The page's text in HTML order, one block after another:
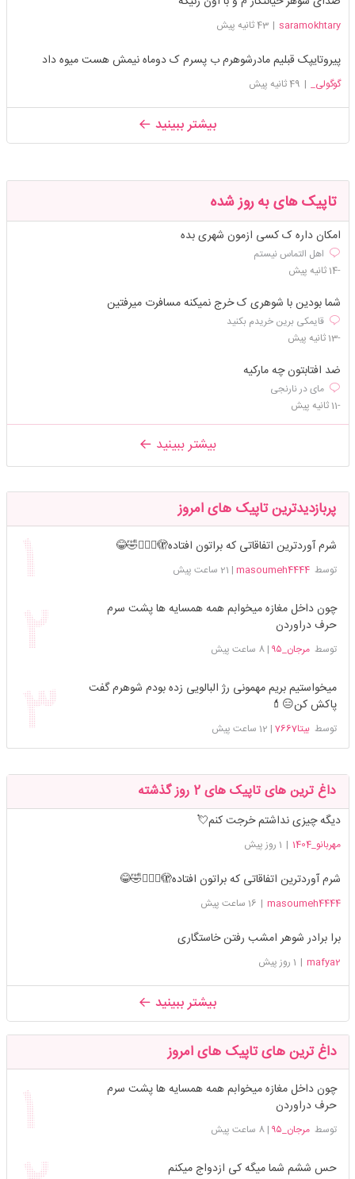
saramokhtary
| 43 ثانیه پیش
پیروتایپک قبلیم مادرشوهرم ب پسرم ک دوماه نیمش هست میوه داد
گوگولی_ | 49 ثانیه پیش
بیشتر ببینید
تاپیک های به روز شده
امکان داره ک کسی ازمون شهری بده
اهل التماس نیستم
-14 ثانیه پیش
شما بودین با شوهری ک خرج نمیکنه مسافرت میرفتین
قایمکی برین خریدم بکنید
-13 ثانیه پیش
ضد افتابتون چه مارکیه
مای در نارنجی
-11 ثانیه پیش
بیشتر ببینید
پربازدیدترین تاپیک های امروز
شرم آوردترین اتفاقاتی که براتون افتاده🫣🤦🏻‍♀️🤣😂
توسطmasoumeh4444
| 21 ساعت پیش
چون داخل مغازه میخوابم همه همسایه ها پشت سرم
حرف دراوردن
توسطمرجان_۹۵ |8 ساعت پیش
میخواستیم بریم مهمونی رژ البالویی زده بودم شوهرم گفت
پاکش کن😑💄
توسطبیتا7667 | 12 ساعت پیش
داغ ترین های تاپیک های 2 روز گذشته
دیگه چیزی نداشتم خرجت کنم💘
مهربانو_1404 | 1 روز پیش
شرم آوردترین اتفاقاتی که براتون افتاده🫣🤦🏻‍♀️🤣😂
masoumeh4444
| 16 ساعت پیش
برا برادر شوهر امشب رفتن خاستگاری
mafya2
| 1 روز پیش
بیشتر ببینید
داغ ترین های تاپیک های امروز
چون داخل مغازه میخوابم همه همسایه ها پشت سرم
حرف دراوردن
توسطمرجان_۹۵ |8 ساعت پیش
حس ششم شما میگه کی ازدواج میکنم